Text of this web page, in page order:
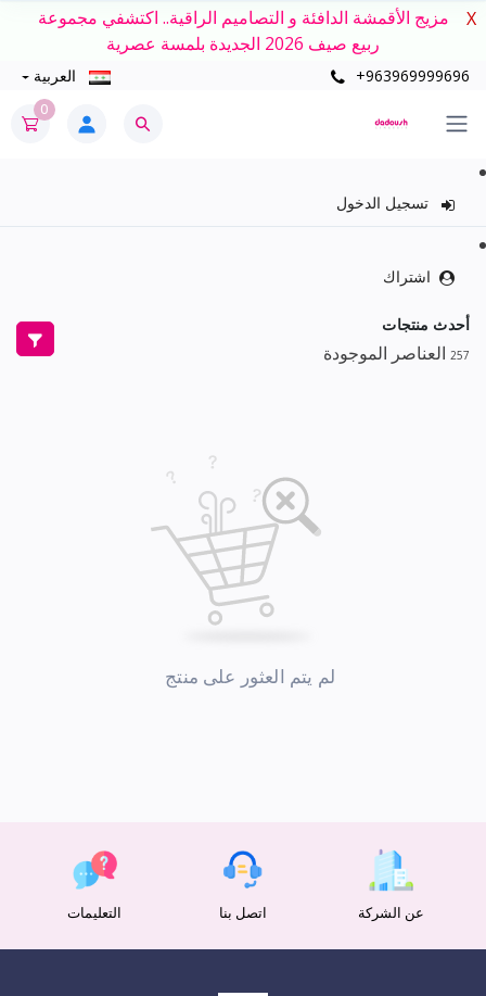
مزيج الأقمشة الدافئة و التصاميم الراقية.. اكتشفي مجموعة
ربيع صيف 2026 الجديدة بلمسة عصرية
X
+963969999696 العربية
0
تسجيل الدخول
اشتراك
أحدث منتجات
257 العناصر الموجودة
لم يتم العثور على منتج
عن الشركة اتصل بنا التعليمات